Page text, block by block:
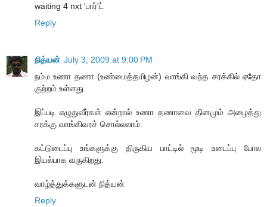
waiting 4 nxt 'பார்'ட்
Reply
நித்யன் July 3, 2009 at 9:00 PM
நம்ம உணா தணா (உண்மைத்தமிழன்) வாங்கி வந்த சரக்கில் ஏதோ
குற்றம் உள்ளது.
இப்படி எழுதுவீர்கள் என்றால் உணா தணாவை தினமும் அழைத்து
சரக்கு வாங்கிவரச் சொல்லலாம்.
கட்டுடைப்பு உங்களுக்கு திருகிய பாட்டில் மூடி உடைப்பு போல
இயல்பாக வருகிறது.
வாழ்த்துக்களுடன் நித்யன்
Reply